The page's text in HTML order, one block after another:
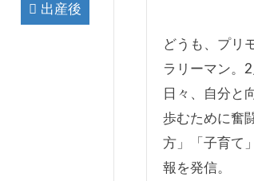
出産後
どうも、プリ
ラリーマン。2
日々、自分と
歩むために奮
方」「子育て
報を発信。